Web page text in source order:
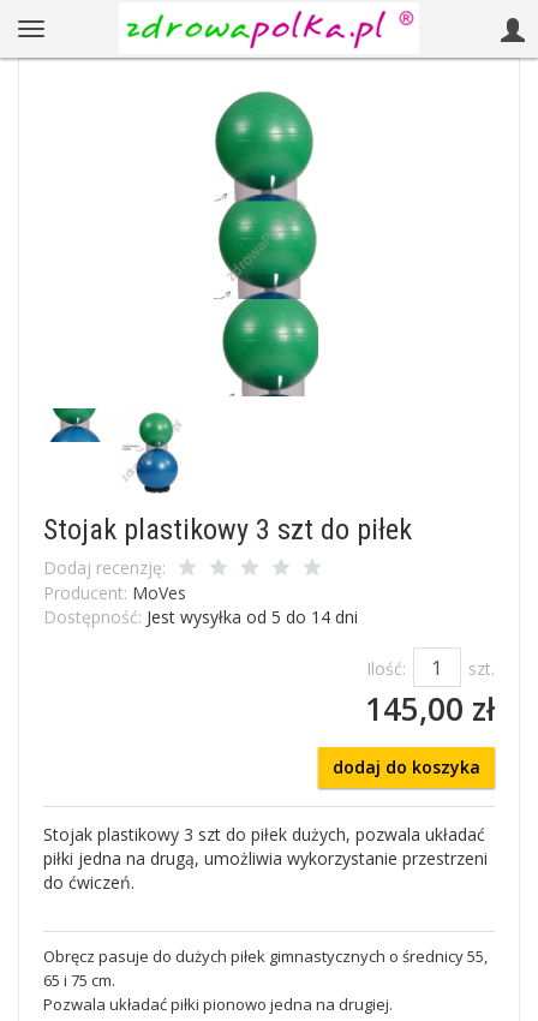
Stojak plastikowy 3 szt do piłek
Dodaj recenzję:
Producent: MoVes
Dostępność: Jest wysyłka od 5 do 14 dni
Ilość: szt.
145,00 zł
dodaj do koszyka
Stojak plastikowy 3 szt do piłek dużych, pozwala układać
piłki jedna na drugą, umożliwia wykorzystanie przestrzeni
do ćwiczeń.
Obręcz pasuje do dużych piłek gimnastycznych o średnicy 55,
65 i 75 cm.
Pozwala układać piłki pionowo jedna na drugiej.